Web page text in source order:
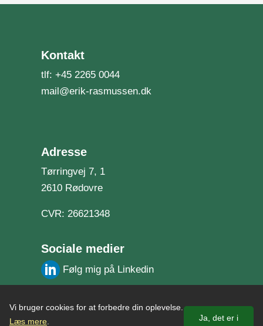
Kontakt
tlf: +45 2265 0044
mail@erik-rasmussen.dk
Adresse
Tørringvej 7, 1
2610 Rødovre
CVR: 26621348
Sociale medier
Følg mig på Linkedin
Cookie politik
Vi bruger cookies for at forbedre din oplevelse.
Læs mere
Ja, det er i